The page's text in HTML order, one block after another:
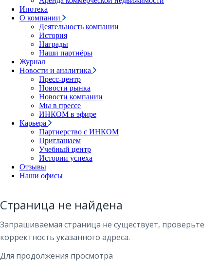
Ипотека
О компании
Деятельность компании
История
Награды
Наши партнёры
Журнал
Новости и аналитика
Пресс-центр
Новости рынка
Новости компании
Мы в прессе
ИНКОМ в эфире
Карьера
Партнерство с ИНКОМ
Приглашаем
Учебный центр
Истории успеха
Отзывы
Наши офисы
Страница не найдена
Запрашиваемая страница не существует, проверьте
корректность указанного адреса.
Для продолжения просмотра